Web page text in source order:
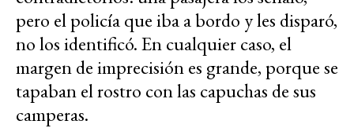
pero el policía que iba a bordo y les disparó,
no los identificó. En cualquier caso, el
margen de imprecisión es grande, porque se
tapaban el rostro con las capuchas de sus
camperas.